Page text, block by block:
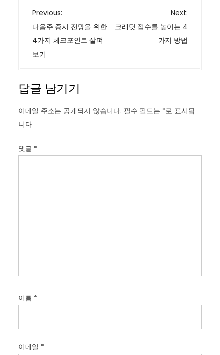
글
탐
색
Previous:
다음주 증시 전망을 위한
4가지 체크포인트 살펴
보기
Next:
크래딧 점수를 높이는 4
가지 방법
답글 남기기
이메일 주소는 공개되지 않습니다. 필수 필드는 *로 표시됩
니다
댓글 *
이름 *
이메일 *